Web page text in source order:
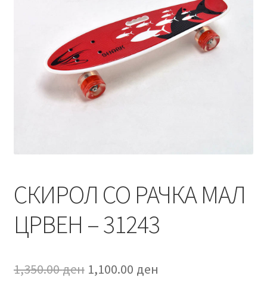
Услови за користење
СКИРОЛ СО РАЧКА МАЛ
ЦРВЕН – 31243
1,350.00ден Original
1,100.00 ден